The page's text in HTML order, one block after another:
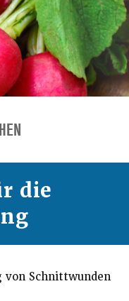
die
Schnittwunden